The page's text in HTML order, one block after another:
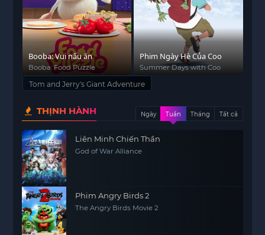
Booba: Vui nấu ăn
Booba: Food Puzzle
Phim Ngày Hè Của Coo
Summer Days with Coo
Tom and Jerry's Giant Adventure
THỊNH HÀNH Ngày Tuần Tháng Tất cả
Liên Minh Chiến Thần
God of War Alliance
Phim Angry Birds 2
The Angry Birds Movie 2